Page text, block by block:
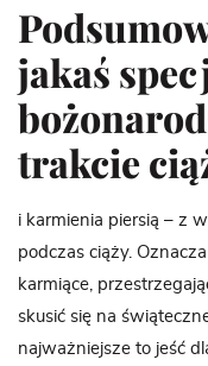
jakaś
trakcie
i karmienia piersią – z
podczas ciąży.
karmiące,
skusić się na
najważniejsze to jeść